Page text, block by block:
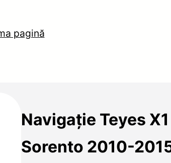
pagină
Navigație Teyes
Sorento 2010-